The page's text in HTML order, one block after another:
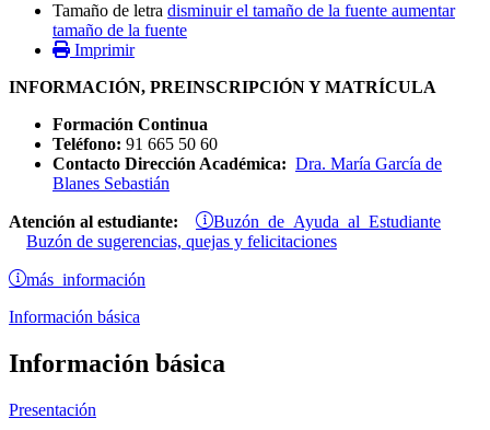
Tamaño de letra disminuir el tamaño de la fuente aumentar
tamaño de la fuente
Imprimir
INFORMACIÓN, PREINSCRIPCIÓN Y MATRÍCULA
Formación Continua
Teléfono: 91 665 50 60
Contacto Dirección Académica: Dra. María García de
Blanes Sebastián
Atención al estudiante: Buzón de Ayuda al Estudiante
Buzón de sugerencias, quejas y felicitaciones
más información
Información básica
Información básica
Presentación